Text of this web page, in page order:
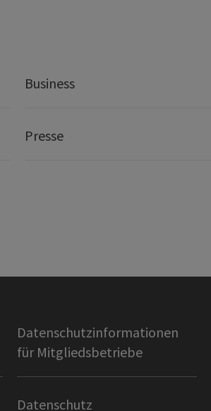
Business
Presse
Datenschutzinformationen
für Mitgliedsbetriebe
Datenschutz